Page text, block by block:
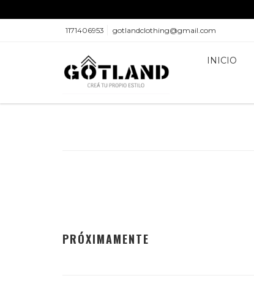
1171406953 gotlandclothing@gmail.com
INICIO
PRÓXIMAMENTE